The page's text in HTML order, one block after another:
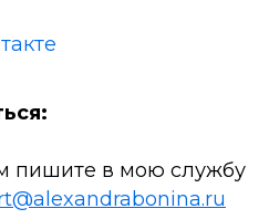
пишите в мою службу